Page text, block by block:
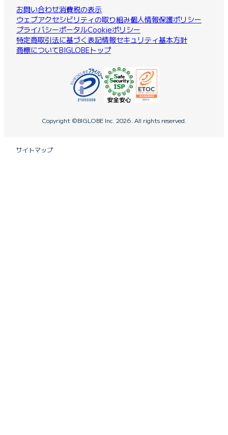
お問い合わせ消費税の表示
ウェブアクセシビリティの取り組み個人情報保護ポリシー
プライバシーポータルCookieポリシー
特定商取引法に基づく表記情報セキュリティ基本方針
商標についてBIGLOBEトップ
Copyright ©BIGLOBE Inc. 2026. All rights reserved.
サイトマップ